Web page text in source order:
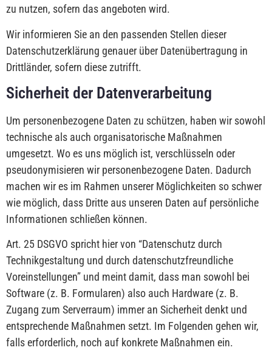
zu nutzen, sofern das angeboten wird.
Wir informieren Sie an den passenden Stellen dieser
Datenschutzerklärung genauer über Datenübertragung in
Drittländer, sofern diese zutrifft.
Sicherheit der Datenverarbeitung
Um personenbezogene Daten zu schützen, haben wir sowohl
technische als auch organisatorische Maßnahmen
umgesetzt. Wo es uns möglich ist, verschlüsseln oder
pseudonymisieren wir personenbezogene Daten. Dadurch
machen wir es im Rahmen unserer Möglichkeiten so schwer
wie möglich, dass Dritte aus unseren Daten auf persönliche
Informationen schließen können.
Art. 25 DSGVO spricht hier von “Datenschutz durch
Technikgestaltung und durch datenschutzfreundliche
Voreinstellungen” und meint damit, dass man sowohl bei
Software (z. B. Formularen) also auch Hardware (z. B.
Zugang zum Serverraum) immer an Sicherheit denkt und
entsprechende Maßnahmen setzt. Im Folgenden gehen wir,
falls erforderlich, noch auf konkrete Maßnahmen ein.